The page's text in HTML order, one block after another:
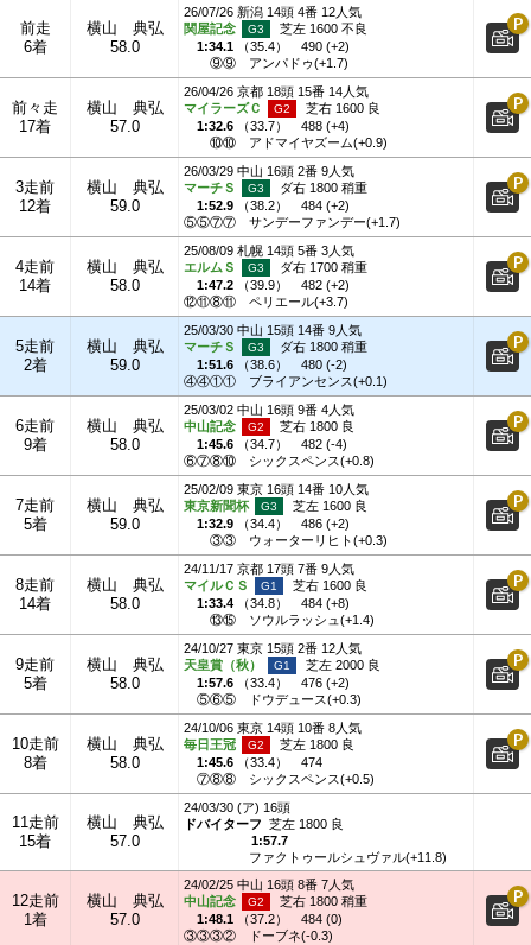
前走
6着
横山 典弘
58.0
26/07/26 新潟 14頭 4番 12人気
関屋記念
芝左 1600 不良
1:34.1 （35.4）
490 (+2)
⑨⑨
アンパドゥ(+1.7)
前々走
17着
横山 典弘
57.0
26/04/26 京都 18頭 15番 14人気
マイラーズＣ
芝右 1600 良
1:32.6 （33.7）
488 (+4)
⑩⑩
アドマイヤズーム(+0.9)
3走前
12着
横山 典弘
59.0
26/03/29 中山 16頭 2番 9人気
マーチＳ
ダ右 1800 稍重
1:52.9 （38.2）
484 (+2)
⑤⑤⑦⑦
サンデーファンデー(+1.7)
4走前
14着
横山 典弘
58.0
25/08/09 札幌 14頭 5番 3人気
エルムＳ
ダ右 1700 稍重
1:47.2 （39.9）
482 (+2)
⑫⑪⑧⑪
ペリエール(+3.7)
5走前
2着
横山 典弘
59.0
25/03/30 中山 15頭 14番 9人気
マーチＳ
ダ右 1800 稍重
1:51.6 （38.6）
480 (-2)
④④①①
ブライアンセンス(+0.1)
6走前
9着
横山 典弘
58.0
25/03/02 中山 16頭 9番 4人気
中山記念
芝右 1800 良
1:45.6 （34.7）
482 (-4)
⑥⑦⑧⑩
シックスペンス(+0.8)
7走前
5着
横山 典弘
59.0
25/02/09 東京 16頭 14番 10人気
東京新聞杯
芝左 1600 良
1:32.9 （34.4）
486 (+2)
③③
ウォーターリヒト(+0.3)
8走前
14着
横山 典弘
58.0
24/11/17 京都 17頭 7番 9人気
マイルＣＳ
芝右 1600 良
1:33.4 （34.8）
484 (+8)
⑬⑮
ソウルラッシュ(+1.4)
9走前
5着
横山 典弘
58.0
24/10/27 東京 15頭 2番 12人気
天皇賞（秋）
芝左 2000 良
1:57.6 （33.4）
476 (+2)
⑤⑥⑤
ドウデュース(+0.3)
10走前
8着
横山 典弘
58.0
24/10/06 東京 14頭 10番 8人気
毎日王冠
芝左 1800 良
1:45.6 （33.4）
474
⑦⑧⑧
シックスペンス(+0.5)
11走前
15着
横山 典弘
57.0
24/03/30 (ア) 16頭
ドバイターフ 芝左 1800 良
1:57.7
ファクトゥールシュヴァル(+11.8)
12走前
1着
横山 典弘
57.0
24/02/25 中山 16頭 8番 7人気
中山記念
芝右 1800 稍重
1:48.1 （37.2）
484 (0)
③③③②
ドーブネ(-0.3)